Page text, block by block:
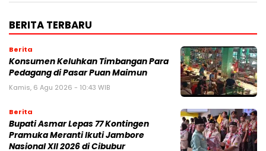
BERITA TERBARU
Berita
Konsumen Keluhkan Timbangan Para
Pedagang di Pasar Puan Maimun
Kamis, 6 Agu 2026 - 10:43 WIB
Berita
Bupati Asmar Lepas 77 Kontingen
Pramuka Meranti Ikuti Jambore
Nasional XII 2026 di Cibubur